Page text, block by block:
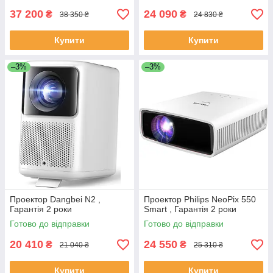
37 200 ₴ 38 350 ₴
Купити
24 090 ₴ 24 830 ₴
Купити
–3%
Проектор Dangbei N2 ,
Гарантія 2 роки
Готово до відправки
20 410 ₴ 21 040 ₴
Купити
–3%
Проектор Philips NeoPix 550
Smart , Гарантія 2 роки
Готово до відправки
24 550 ₴ 25 310 ₴
Купити